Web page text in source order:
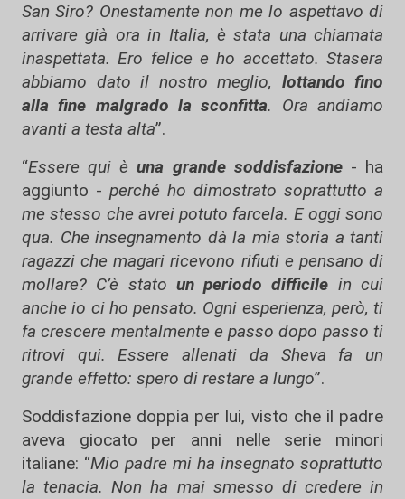
San Siro? Onestamente non me lo aspettavo di
arrivare già ora in Italia, è stata una chiamata
inaspettata. Ero felice e ho accettato. Stasera
abbiamo dato il nostro meglio, lottando fino
alla fine malgrado la sconfitta. Ora andiamo
avanti a testa alta”.
“Essere qui èuna grande soddisfazione- ha
aggiunto - perché ho dimostrato soprattutto a
me stesso che avrei potuto farcela. E oggi sono
qua. Che insegnamento dà la mia storia a tanti
ragazzi che magari ricevono rifiuti e pensano di
mollare? C’è stato un periodo difficile in cui
anche io ci ho pensato. Ogni esperienza, però, ti
fa crescere mentalmente e passo dopo passo ti
ritrovi qui. Essere allenati da Sheva fa un
grande effetto: spero di restare a lungo”.
Soddisfazione doppia per lui, visto che il padre
aveva giocato per anni nelle serie minori
italiane: “Mio padre mi ha insegnato soprattutto
la tenacia. Non ha mai smesso di credere in